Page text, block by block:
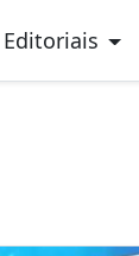
Editoriais